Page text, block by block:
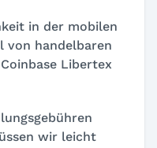
in der mobilen
von handelbaren
Libertex
wir leicht